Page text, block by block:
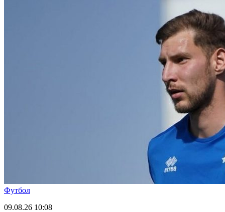
Футбол
09.08.26 10:08